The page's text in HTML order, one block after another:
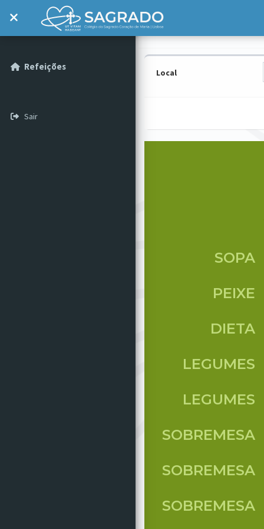
Toggle navigation
Refeições
Sair
Local
SOPA
PEIXE
DIETA
LEGUMES
LEGUMES
SOBREMESA
SOBREMESA
SOBREMESA